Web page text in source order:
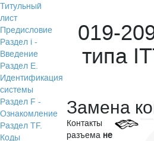
Титульный
лист
Предисловие
Раздел i -
Введение
Раздел Е.
Идентификация
системы
Раздел F -
Ознакомление
Раздел TF.
Коды
019-
типа
Замена
Контакты
разъема не